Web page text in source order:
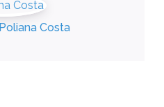
Poliana Costa